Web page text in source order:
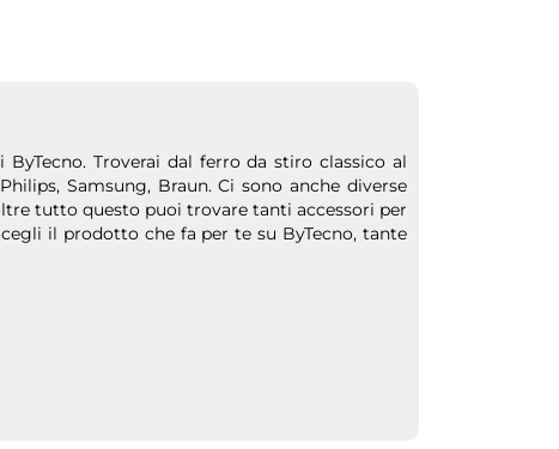
Troverai dal ferro da stiro classico al
Samsung, Braun. Ci sono anche diverse
tutto questo puoi trovare tanti accessori per
il prodotto che fa per te su ByTecno, tante